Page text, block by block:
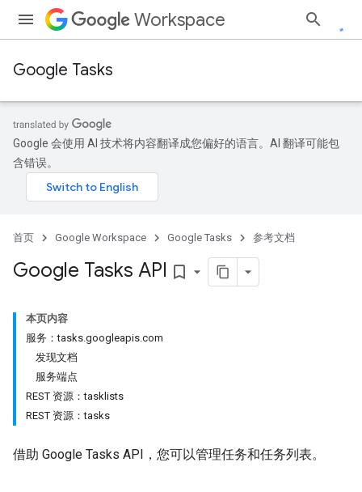
Workspace
Google Tasks
Google 会使用 AI 技术将内容翻译成您偏好的语言。AI 翻译可能包
含错误。
首页 Google Workspace Google Tasks 参考文档
Google Tasks API bookmark_border
本页内容
服务：tasks.googleapis.com
发现文档
服务端点
REST 资源：tasklists
REST 资源：tasks
借助 Google Tasks API，您可以管理任务和任务列表。